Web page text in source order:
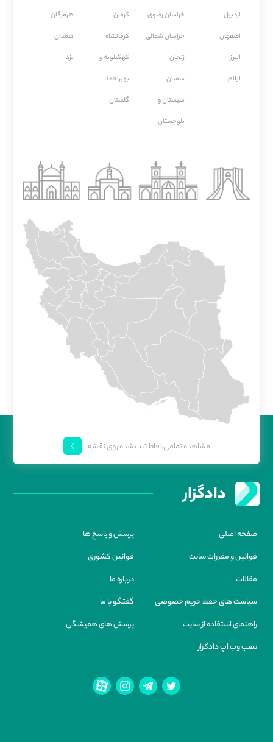
اردبیل
اصفهان
البرز
ایلام
خراسان رضوی
خراسان شمالی
زنجان
سمنان
سیستان و
بلوچستان
كرمان
كرمانشاه
کهگیلویه و
بویراحمد
گلستان
هرمزگان
همدان
یزد
مشاهده تمامی نقاط ثبت شده روی نقشه
دادگزار
صفحه اصلی
پرسش و پاسخ ها
قوانین و مقررات سایت
قوانین کشوری
مقالات
درباره ما
سیاست های حفظ حریم خصوصی
گفتگو با ما
راهنمای استفاده از سایت
پرسش های همیشگی
نصب وب اپ دادگزار